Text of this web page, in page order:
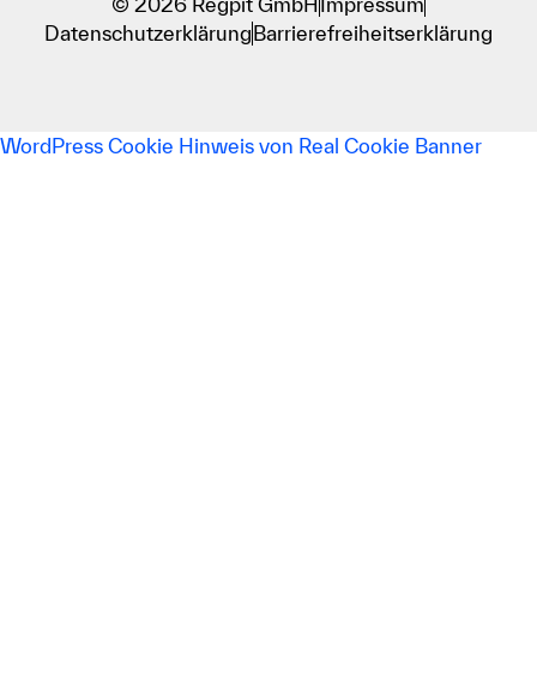
DatenschutzerklärungBarrierefreiheitserklärung
WordPress Cookie Hinweis von Real Cookie Banner